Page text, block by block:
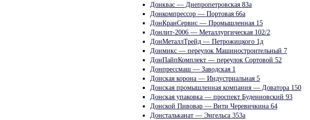
Донквас — Днепропетровская 83а
Донкомпрессор — Портовая 66а
ДонКранСервис — Промышленная 15
Донлит-2006 — Металлургическая 102/2
ДонМеталлТрейд — Петрожицкого 1д
Донмикс — переулок Машиностроительный 7
ДонПайпКомплект — переулок Сортовой 52
Донпрессмаш — Заводская 1
Донская корона — Индустриальная 5
Донская промышленная компания — Доватора 150
Донская упаковка — проспект Буденновский 93
Донской Пивовар — Вити Черевичкина 64
Донстальканат — Энгельса 353а